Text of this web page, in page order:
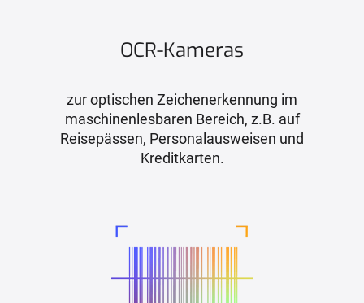
OCR-Kameras
zur optischen Zeichenerkennung im
maschinenlesbaren Bereich, z.B. auf
Reisepässen, Personalausweisen und
Kreditkarten.